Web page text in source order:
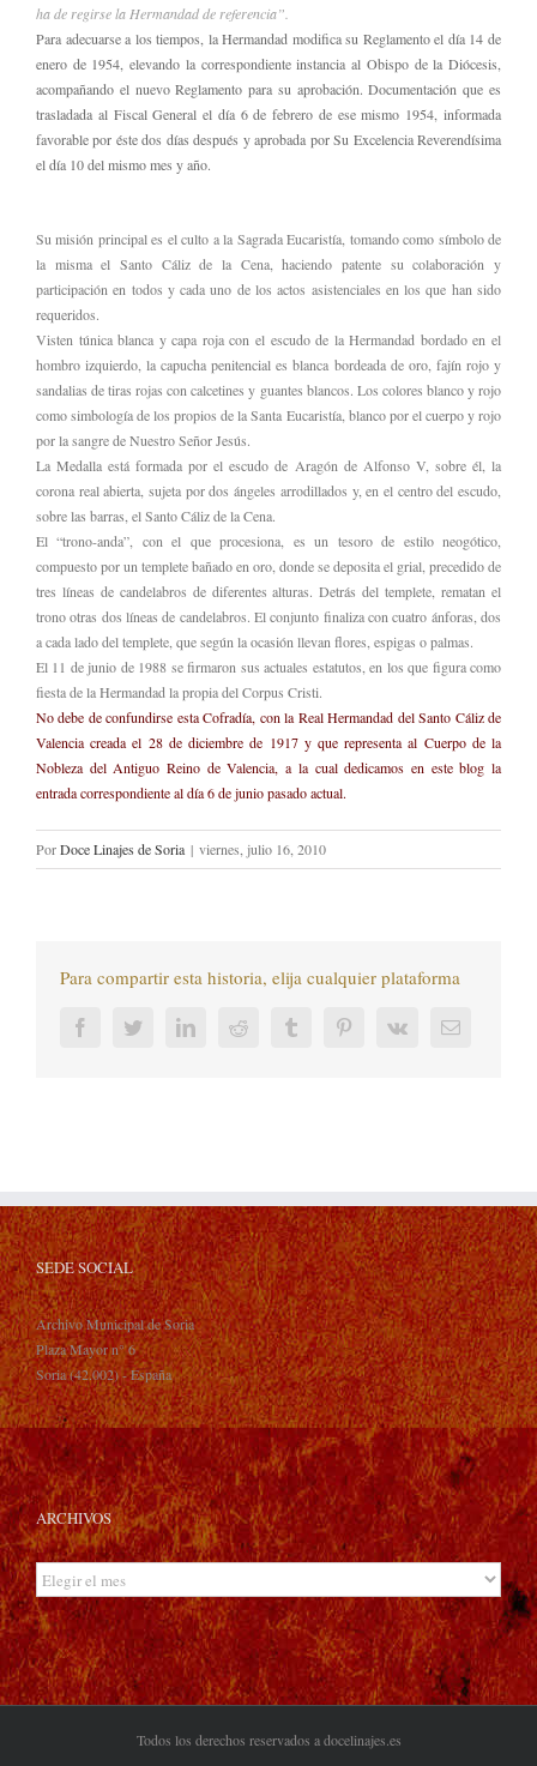
ha de regirse la Hermandad de referencia”.
Para adecuarse a los tiempos, la Hermandad modifica su Reglamento el día 14 de
enero de 1954, elevando la correspondiente instancia al Obispo de la Diócesis,
acompañando el nuevo Reglamento para su aprobación. Documentación que es
trasladada al Fiscal General el día 6 de febrero de ese mismo 1954, informada
favorable por éste dos días después y aprobada por Su Excelencia Reverendísima
el día 10 del mismo mes y año.
Su misión principal es el culto a la Sagrada Eucaristía, tomando como símbolo de
la misma el Santo Cáliz de la Cena, haciendo patente su colaboración y
participación en todos y cada uno de los actos asistenciales en los que han sido
requeridos.
Visten túnica blanca y capa roja con el escudo de la Hermandad bordado en el
hombro izquierdo, la capucha penitencial es blanca bordeada de oro, fajín rojo y
sandalias de tiras rojas con calcetines y guantes blancos. Los colores blanco y rojo
como simbología de los propios de la Santa Eucaristía, blanco por el cuerpo y rojo
por la sangre de Nuestro Señor Jesús.
La Medalla está formada por el escudo de Aragón de Alfonso V, sobre él, la
corona real abierta, sujeta por dos ángeles arrodillados y, en el centro del escudo,
sobre las barras, el Santo Cáliz de la Cena.
El “trono-anda”, con el que procesiona, es un tesoro de estilo neogótico,
compuesto por un templete bañado en oro, donde se deposita el grial, precedido de
tres líneas de candelabros de diferentes alturas. Detrás del templete, rematan el
trono otras dos líneas de candelabros. El conjunto finaliza con cuatro ánforas, dos
a cada lado del templete, que según la ocasión llevan flores, espigas o palmas.
El 11 de junio de 1988 se firmaron sus actuales estatutos, en los que figura como
fiesta de la Hermandad la propia del Corpus Cristi.
No debe de confundirse esta Cofradía, con la Real Hermandad del Santo Cáliz de
Valencia creada el 28 de diciembre de 1917 y que representa al Cuerpo de la
Nobleza del Antiguo Reino de Valencia, a la cual dedicamos en este blog la
entrada correspondiente al día 6 de junio pasado actual.
PorDoce Linajes de Soria | viernes, julio 16, 2010
Para compartir esta historia, elija cualquier plataforma
FacebookTwitterLinkedInReddit Tumblr PinterestVk
Correo
SEDE SOCIAL
Archivo Municipal de Soria
Plaza Mayor n° 6
Soria (42.002) - España
ARCHIVOS
Archivos
Todos los derechos reservados a docelinajes.es